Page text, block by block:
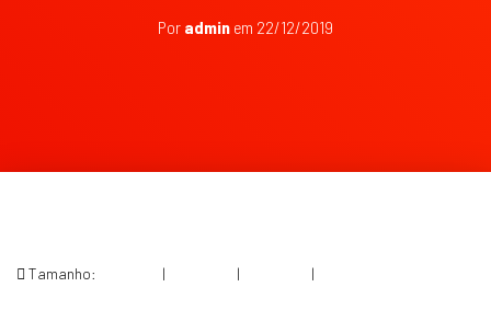
Por admin em 22/12/2019
Tamanho: | | |